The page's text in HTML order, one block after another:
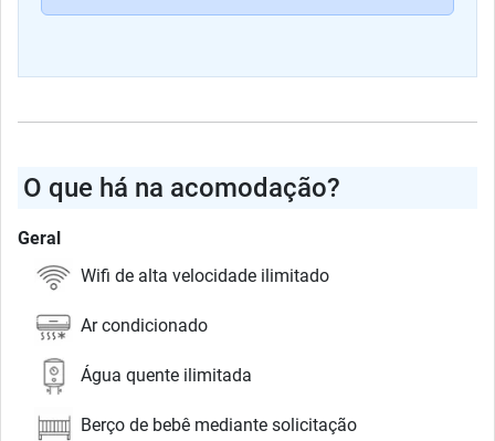
O que há na acomodação?
Geral
Wifi de alta velocidade ilimitado
Ar condicionado
Água quente ilimitada
Berço de bebê mediante solicitação